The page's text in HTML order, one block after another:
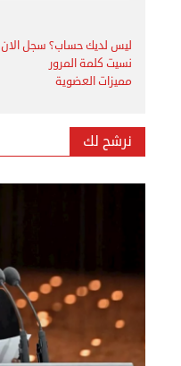
ليس لديك حساب؟ سجل الان
نسيت كلمة المرور
مميزات العضوية
نرشح لك